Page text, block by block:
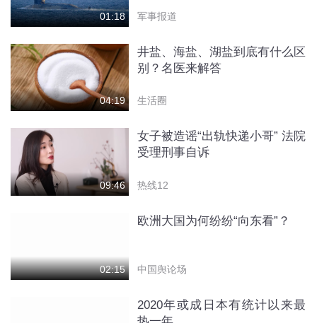
01:18 军事报道
04:19
井盐、海盐、湖盐到底有什么区
别？名医来解答
生活圈
09:46
女子被造谣“出轨快递小哥” 法院
受理刑事自诉
热线12
02:15
欧洲大国为何纷纷“向东看”？
中国舆论场
2020年或成日本有统计以来最